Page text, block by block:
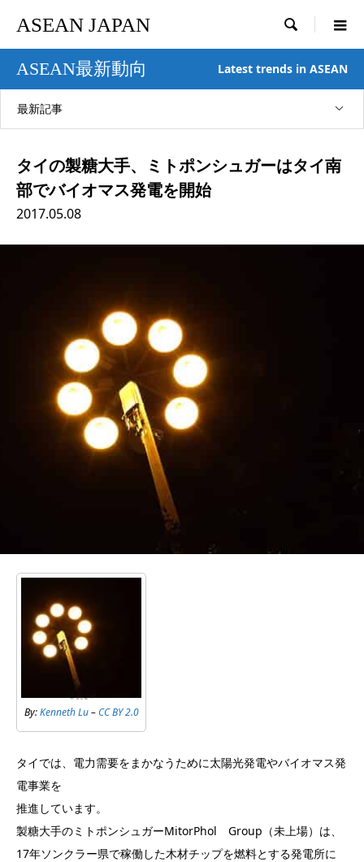
ASEAN JAPAN 
ASEAN最新動向 Latest trends in ASEAN
最新記事
タイの製糖大手、ミトポンシュガーはタイ南
部でバイオマス発電を開始
2017.05.08
By:Kenneth Lu–CC BY 2.0
タイでは、電力需要をまかなうために太陽光発電やバイオマス発
電事業を
推進しています。
製糖大手のミトポンシュガーMitorPhol Group（未上場）は、
17年ソンクラー県で稼働した木材チップを燃料とする発電所に